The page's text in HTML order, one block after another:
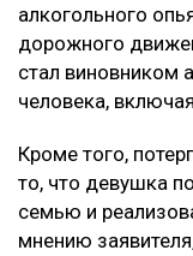
алкогольного
дорожного
стал виновником
человека,
Кроме того,
то, что девушка
семью и
мнению